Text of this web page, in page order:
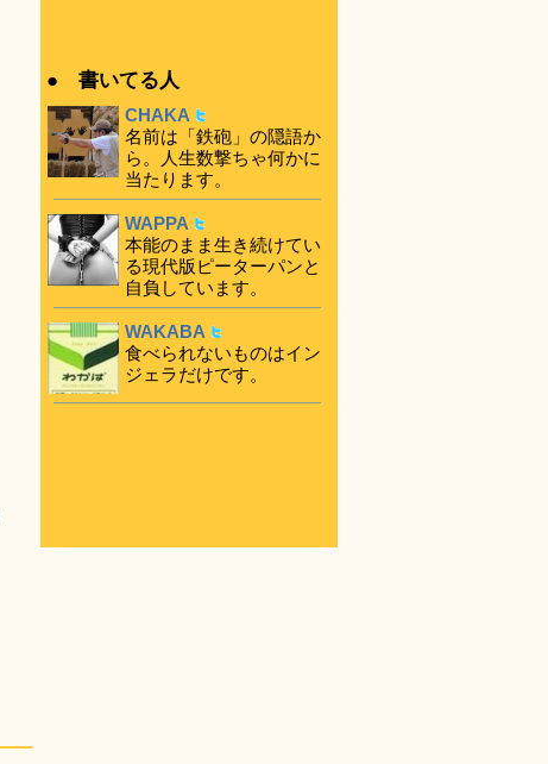
● 書いてる人
CHAKA
名前は「鉄砲」の隠語か
ら。人生数撃ちゃ何かに
当たります。
WAPPA
本能のまま生き続けてい
る現代版ピーターパンと
自負しています。
WAKABA
食べられないものはイン
ジェラだけです。